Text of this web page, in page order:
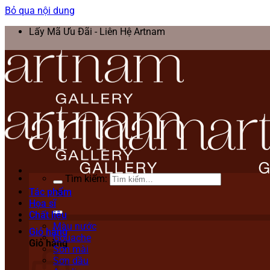
Bỏ qua nội dung
Lấy Mã Ưu Đãi - Liên Hệ Artnam
Tìm kiếm:
Giỏ hàng
Giỏ hàng
Tác phẩm
Họa sĩ
Chất liệu
Màu nước
Gouache
Sơn mài
Sơn dầu